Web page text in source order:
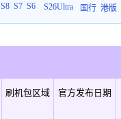
S8 S7 S6
S26Ultra
国行 港版
刷机包区域 官方发布日期